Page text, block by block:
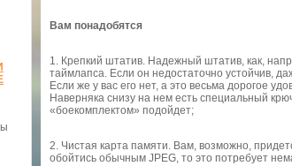
Вам понадобятся
1. Крепкий штатив. Надежный штатив, как,
таймлапса. Если он недостаточно устойчив,
Если же у вас его нет, а это весьма дорогое
Наверняка снизу на нем есть специальный
«боекомплектом» подойдет;
2. Чистая карта памяти. Вам, возможно,
обойтись обычным JPEG, то это потребует